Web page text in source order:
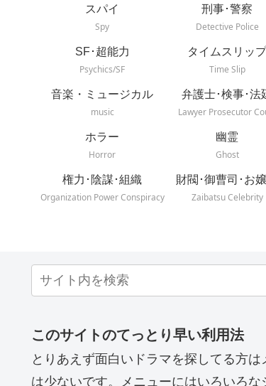
スパイ
Spy
刑事･警察
Detective Police
SF･超能力
Psychics/SF
タイムスリップ
Time Slip
音楽・ミュージカル
music
弁護士･検事･法
Lawyer Prosecutor
ホラー
Horror
幽霊
Ghost
権力･陰謀･組織
Organization Power Conspiracy
財閥･御曹司･お
Zaibatsu Celebrity
このサイトのてっとり早い利用法
とりあえず面白いドラマを探してる方
は少ないです。メニューにはいろいろ